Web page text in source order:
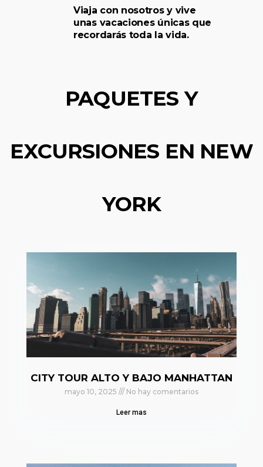
Viaja con nosotros y vive
unas vacaciones únicas que
recordarás toda la vida.
PAQUETES Y
EXCURSIONES EN NEW
YORK
CITY TOUR ALTO Y BAJO MANHATTAN
mayo 10, 2025 No hay comentarios
Leer mas